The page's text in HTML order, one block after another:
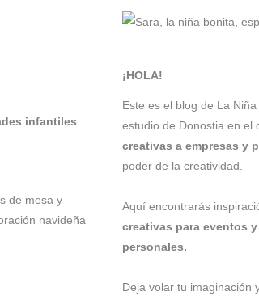
infantiles
de mesa y
navideña
¡HOLA!
Este es el blog de La
estudio de Donostia en el
creativas a empresas y
poder de la creatividad.
Aquí encontrarás
creativas para eventos
personales.
Deja volar tu imaginación